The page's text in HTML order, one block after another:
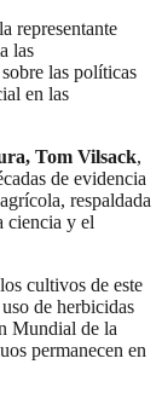
representante
las
las políticas
en las
Tom Vilsack,
de evidencia
respaldada
ciencia y el
cultivos de este
de herbicidas
Mundial de la
permanecen en